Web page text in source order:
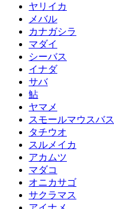
ヤリイカ
メバル
カナガシラ
マダイ
シーバス
イナダ
サバ
鮎
ヤマメ
スモールマウスバス
タチウオ
スルメイカ
アカムツ
マダコ
オニカサゴ
サクラマス